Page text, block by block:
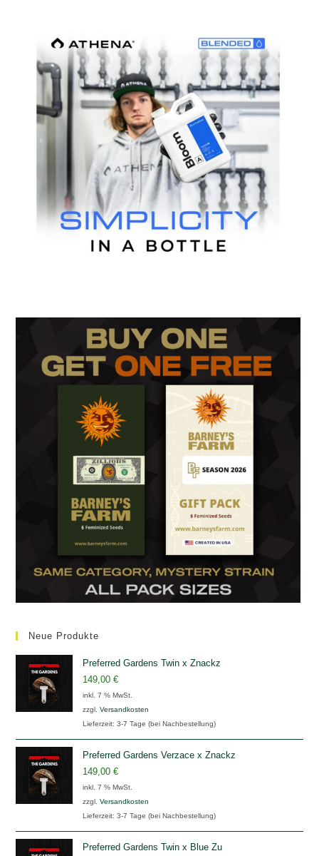
Neue Produkte
Preferred Gardens Twin x Znackz
149,00€
inkl. 7 % MwSt.
zzgl.Versandkosten
Lieferzeit:3-7 Tage (bei Nachbestellung)
Preferred Gardens Verzace x Znackz
149,00€
inkl. 7 % MwSt.
zzgl.Versandkosten
Lieferzeit:3-7 Tage (bei Nachbestellung)
Preferred Gardens Twin x Blue Zu